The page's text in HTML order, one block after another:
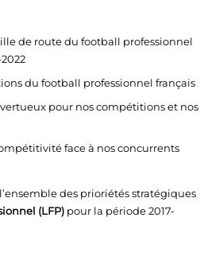
de route du football professionnel
du football professionnel français
pour nos compétitions et nos
face à nos concurrents
des prioriétés stratégiques
(LFP) pour la période 2017-